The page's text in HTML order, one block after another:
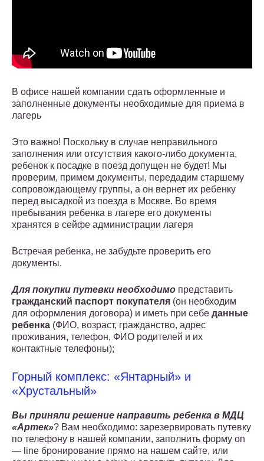
В офисе нашей компании сдать оформленные и
заполненные документы необходимые для приема в
лагерь
Это важно! Поскольку в случае неправильного
заполнения или отсутствия какого-либо документа,
ребенок к посадке в поезд допущен не будет! Мы
проверим, примем документы, передадим старшему
сопровождающему группы, а он вернет их ребенку
перед высадкой из поезда в Москве. Во время
пребывания ребенка в лагере его документы
хранятся в сейфе администрации лагеря
Встречая ребенка, не забудьте проверить его
документы.
Для покупки путевки необходимо представить
гражданский паспорт покупателя (он необходим
для оформления договора) и иметь при себе данные
ребенка (ФИО, возраст, гражданство, адрес
проживания, телефон, ФИО родителей и их
контактные телефоны);
Горный комплекс: «Янтарный» и
«Хрустальный»
Вы приняли решение направить ребенка в МДЦ
«Артек»? Вам необходимо: зарезервировать путевку
по телефону в нашей компании, заполнить форму on
— line бронирование прямо на нашем сайте, или